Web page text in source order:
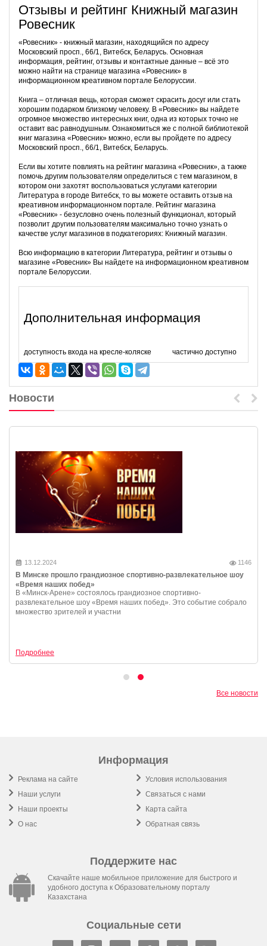
Отзывы и рейтинг Книжный магазин
Ровесник
«Ровесник» - книжный магазин, находящийся по адресу
Московский просп., 66/1, Витебск, Беларусь. Основная
информация, рейтинг, отзывы и контактные данные – всё это
можно найти на странице магазина «Ровесник» в
информационном креативном портале Белоруссии.
Книга – отличная вещь, которая сможет скрасить досуг или стать
хорошим подарком близкому человеку. В «Ровесник» вы найдете
огромное множество интересных книг, одна из которых точно не
оставит вас равнодушным. Ознакомиться же с полной библиотекой
книг магазина «Ровесник» можно, если вы пройдете по адресу
Московский просп., 66/1, Витебск, Беларусь.
Если вы хотите повлиять на рейтинг магазина «Ровесник», а также
помочь другим пользователям определиться с тем магазином, в
котором они захотят воспользоваться услугами категории
Литература в городе Витебск, то вы можете оставить отзыв на
креативном информационном портале. Рейтинг магазина
«Ровесник» - безусловно очень полезный функционал, который
позволит другим пользователям максимально точно узнать о
качестве услуг магазинов в подкатегориях: Книжный магазин.
Всю информацию в категории Литература, рейтинг и отзывы о
магазине «Ровесник» Вы найдете на информационном креативном
портале Белоруссии.
Дополнительная информация
доступность входа на кресле-коляске частично доступно
Новости
13.12.2024 1146
В Минске прошло грандиозное спортивно-развлекательное шоу
«Время наших побед»
В «Минск-Арене» состоялось грандиозное спортивно-
развлекательное шоу «Время наших побед». Это событие собрало
множество зрителей и участни
Подробнее
Все новости
Информация
Реклама на сайте
Наши услуги
Наши проекты
О нас
Условия использования
Связаться с нами
Карта сайта
Обратная связь
Поддержите нас
Скачайте наше мобильное приложение для быстрого и
удобного доступа к Образовательному порталу
Казахстана
Социальные сети